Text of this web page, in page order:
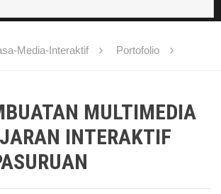
Media-Interaktif Portofolio
MULTIMEDIA
INTERAKTIF